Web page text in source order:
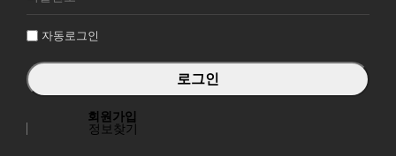
자동로그인
회원가입
정보찾기